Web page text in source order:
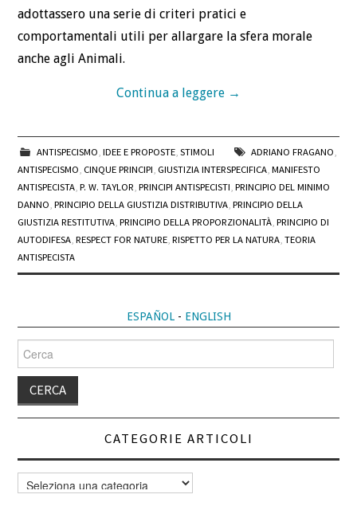
adottassero una serie di criteri pratici e
comportamentali utili per allargare la sfera morale
anche agli Animali.
Continua a leggere →
ANTISPECISMO IDEE E PROPOSTE, STIMOLI ADRIANO FRAGANO
ANTISPECISMO CINQUE PRINCIPI GIUSTIZIA INTERSPECIFICA ,MANIFESTO
ANTISPECISTA ,P. W. TAYLOR ,PRINCIPI ANTISPECISTI ,PRINCIPIO DEL MINIMO
DANNO ,PRINCIPIO DELLA GIUSTIZIA DISTRIBUTIVA ,PRINCIPIO DELLA
GIUSTIZIA RESTITUTIVA ,PRINCIPIO DELLA PROPORZIONALITÀ ,PRINCIPIO DI
AUTODIFESA ,RESPECT FOR NATURE ,RISPETTO PER LA NATURA ,TEORIA
ANTISPECISTA
ESPAÑOL- ENGLISH
per:
CATEGORIE ARTICOLI
Categorie
articoli